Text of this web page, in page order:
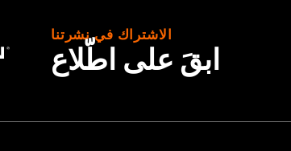
الاشتراك في نشرتنا
ابقَ على اطّلاع